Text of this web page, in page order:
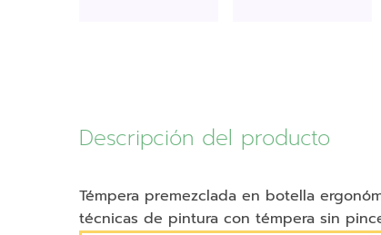
Descripción del producto
Témpera premezclada en botella
técnicas de pintura con témpera sin